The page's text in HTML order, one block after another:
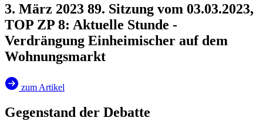
3. März 2023 89. Sitzung vom 03.03.2023,
TOP ZP 8: Aktuelle Stunde -
Verdrängung Einheimischer auf dem
Wohnungsmarkt
zum Artikel
Gegenstand der Debatte